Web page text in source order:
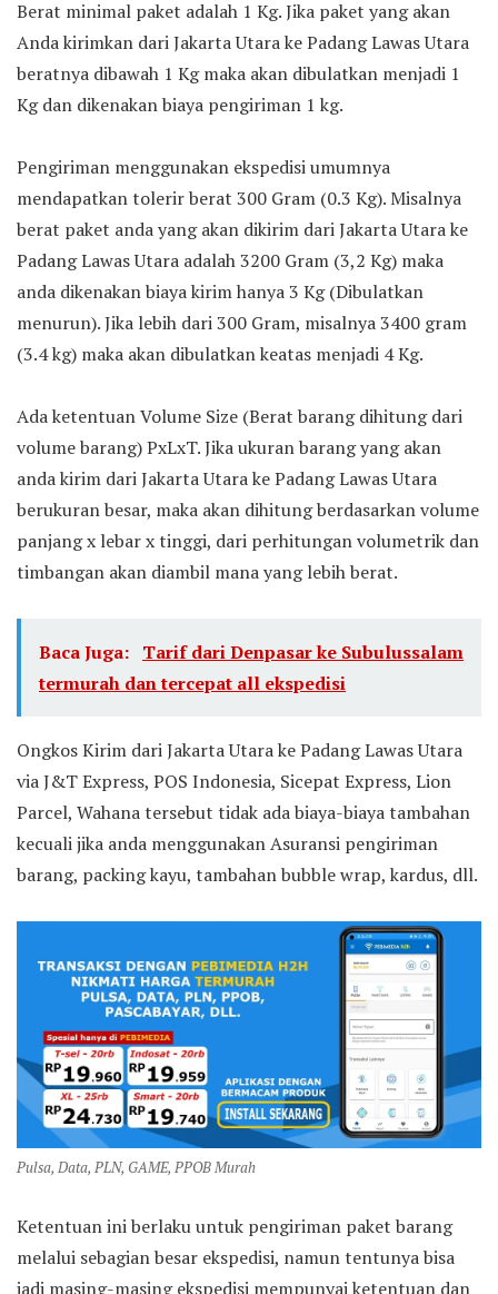
Berat minimal paket adalah 1 Kg. Jika paket yang akan
Anda kirimkan dari Jakarta Utara ke Padang Lawas Utara
beratnya dibawah 1 Kg maka akan dibulatkan menjadi 1
Kg dan dikenakan biaya pengiriman 1 kg.
Pengiriman menggunakan ekspedisi umumnya
mendapatkan tolerir berat 300 Gram (0.3 Kg). Misalnya
berat paket anda yang akan dikirim dari Jakarta Utara ke
Padang Lawas Utara adalah 3200 Gram (3,2 Kg) maka
anda dikenakan biaya kirim hanya 3 Kg (Dibulatkan
menurun). Jika lebih dari 300 Gram, misalnya 3400 gram
(3.4 kg) maka akan dibulatkan keatas menjadi 4 Kg.
Ada ketentuan Volume Size (Berat barang dihitung dari
volume barang) PxLxT. Jika ukuran barang yang akan
anda kirim dari Jakarta Utara ke Padang Lawas Utara
berukuran besar, maka akan dihitung berdasarkan volume
panjang x lebar x tinggi, dari perhitungan volumetrik dan
timbangan akan diambil mana yang lebih berat.
Baca Juga: Tarif dari Denpasar ke Subulussalam
termurah dan tercepat all ekspedisi
Ongkos Kirim dari Jakarta Utara ke Padang Lawas Utara
via J&T Express, POS Indonesia, Sicepat Express, Lion
Parcel, Wahana tersebut tidak ada biaya-biaya tambahan
kecuali jika anda menggunakan Asuransi pengiriman
barang, packing kayu, tambahan bubble wrap, kardus, dll.
Pulsa, Data, PLN, GAME, PPOB Murah
Ketentuan ini berlaku untuk pengiriman paket barang
melalui sebagian besar ekspedisi, namun tentunya bisa
jadi masing-masing ekspedisi mempunyai ketentuan dan